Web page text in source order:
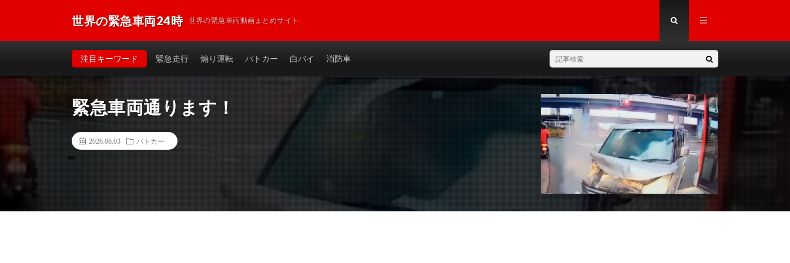
世界の緊急車両24時 世界の緊急車両動画まとめサイト
注目キーワード 緊急走行 煽り運転 パトカー 白バイ 消防車
緊急車両通ります！
2026.06.03 パトカー